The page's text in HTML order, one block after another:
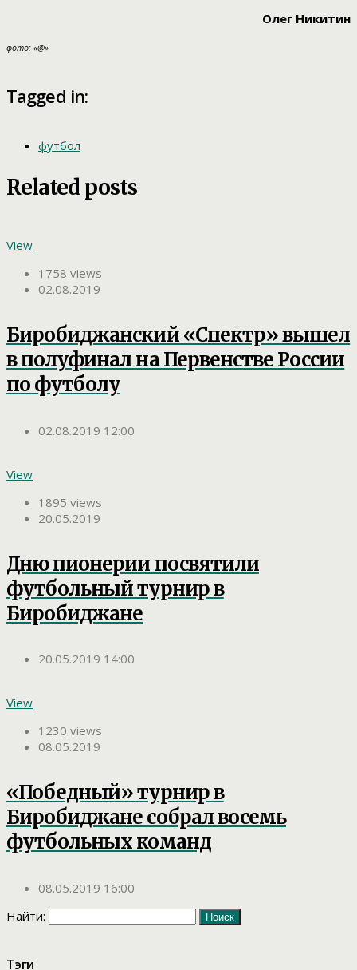
Олег Никитин
фото: «@»
Tagged in:
футбол
Related posts
View
1758 views
02.08.2019
Биробиджанский «Спектр» вышел
в полуфинал на Первенстве России
по футболу
02.08.2019 12:00
View
1895 views
20.05.2019
Дню пионерии посвятили
футбольный турнир в
Биробиджане
20.05.2019 14:00
View
1230 views
08.05.2019
«Победный» турнир в
Биробиджане собрал восемь
футбольных команд
08.05.2019 16:00
Найти:
Тэги